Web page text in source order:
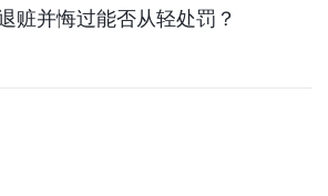
赃并悔过能否从轻处罚？